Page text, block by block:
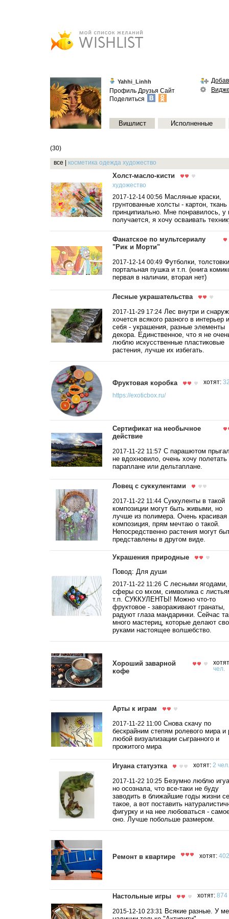
Yahhi_Linhh
Профиль Друзья Сайт
Поделиться
Вишлист Исполненные
(30)
все косметика одежда художество
Холст-масло-кисти
художество
2017-12-14 00:56 Масляные краски,
грунтованные холсты - картон, ткань
принципиально. Мне понравилось, у
получается, я хочу осваивать
Фанатское по мультсериалу
"Рик и Морти"
2017-12-14 00:49 Футболки,
портальная пушка и т.п. (книга
первая в наличии, вторая нет)
Лесные украшательства
2017-11-29 17:24 Лес внутри и
хочется всякого разного в интерьер
себя - украшения, разные элементы
декора. Единственное, что я не
люблю искусственные пластиковые
растения, лучше их избегать.
Фруктовая коробка хотят:
https://exoticbox.ru/
Сертификат на необычное
действие
2017-11-22 11:57 С парашютом
не вдохновило, очень хочу полетать
параплане или дельтаплане.
Ловец с суккулентами
2017-11-22 11:44 Суккуленты в такой
композиции могут быть живыми, но
лучше из полимера. Очень красивая
композиция, прям мечтаю о такой.
Непосредственно растения могут
представлены в другом виде.
Украшения природные
Повод: Для души
2017-11-22 11:26 С лесными ягодами,
сферы со мхом, символика с
т.п. СУККУЛЕНТЫ! Можно что-то
фруктовое - завораживают гранаты,
радуют глаза мандаринки. Сейчас
много мастериц, которые делают
руками настоящее волшебство.
Хороший заварной
кофе
чел.
Арты к играм
2017-11-22 11:00 Снова скачу по
бескрайним степям ролевого мира и
любой визуализации сыгранного и
прожитого мира
Игуана статуэтка хотят: 2 чел.
2017-11-22 10:25 Безумно люблю
но осознала, что все-таки не буду
заводить в ближайшие годы жизни
такое, а вот поставить
фигурку и на нее любоваться -
оно. Лучше побольше размером.
Ремонт в квартире хотят:
Настольные игры хотят: 874
2015-12-10 23:31
Всякие разные. У